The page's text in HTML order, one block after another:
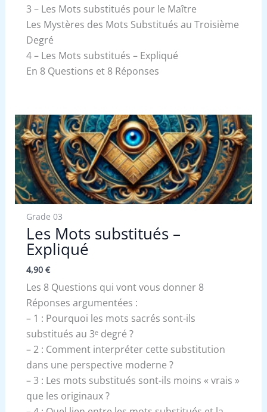
3 – Les Mots substitués pour le Maître
Les Mystères des Mots Substitués au Troisième
Degré
4 – Les Mots substitués – Expliqué
En 8 Questions et 8 Réponses
Grade 03
Les Mots substitués –
Expliqué
4,90 €
Les 8 Questions qui vont vous donner 8
Réponses argumentées :
– 1 : Pourquoi les mots sacrés sont-ils
substitués au 3ᵉ degré ?
– 2 : Comment interpréter cette substitution
dans une perspective moderne ?
– 3 : Les mots substitués sont-ils moins « vrais »
que les originaux ?